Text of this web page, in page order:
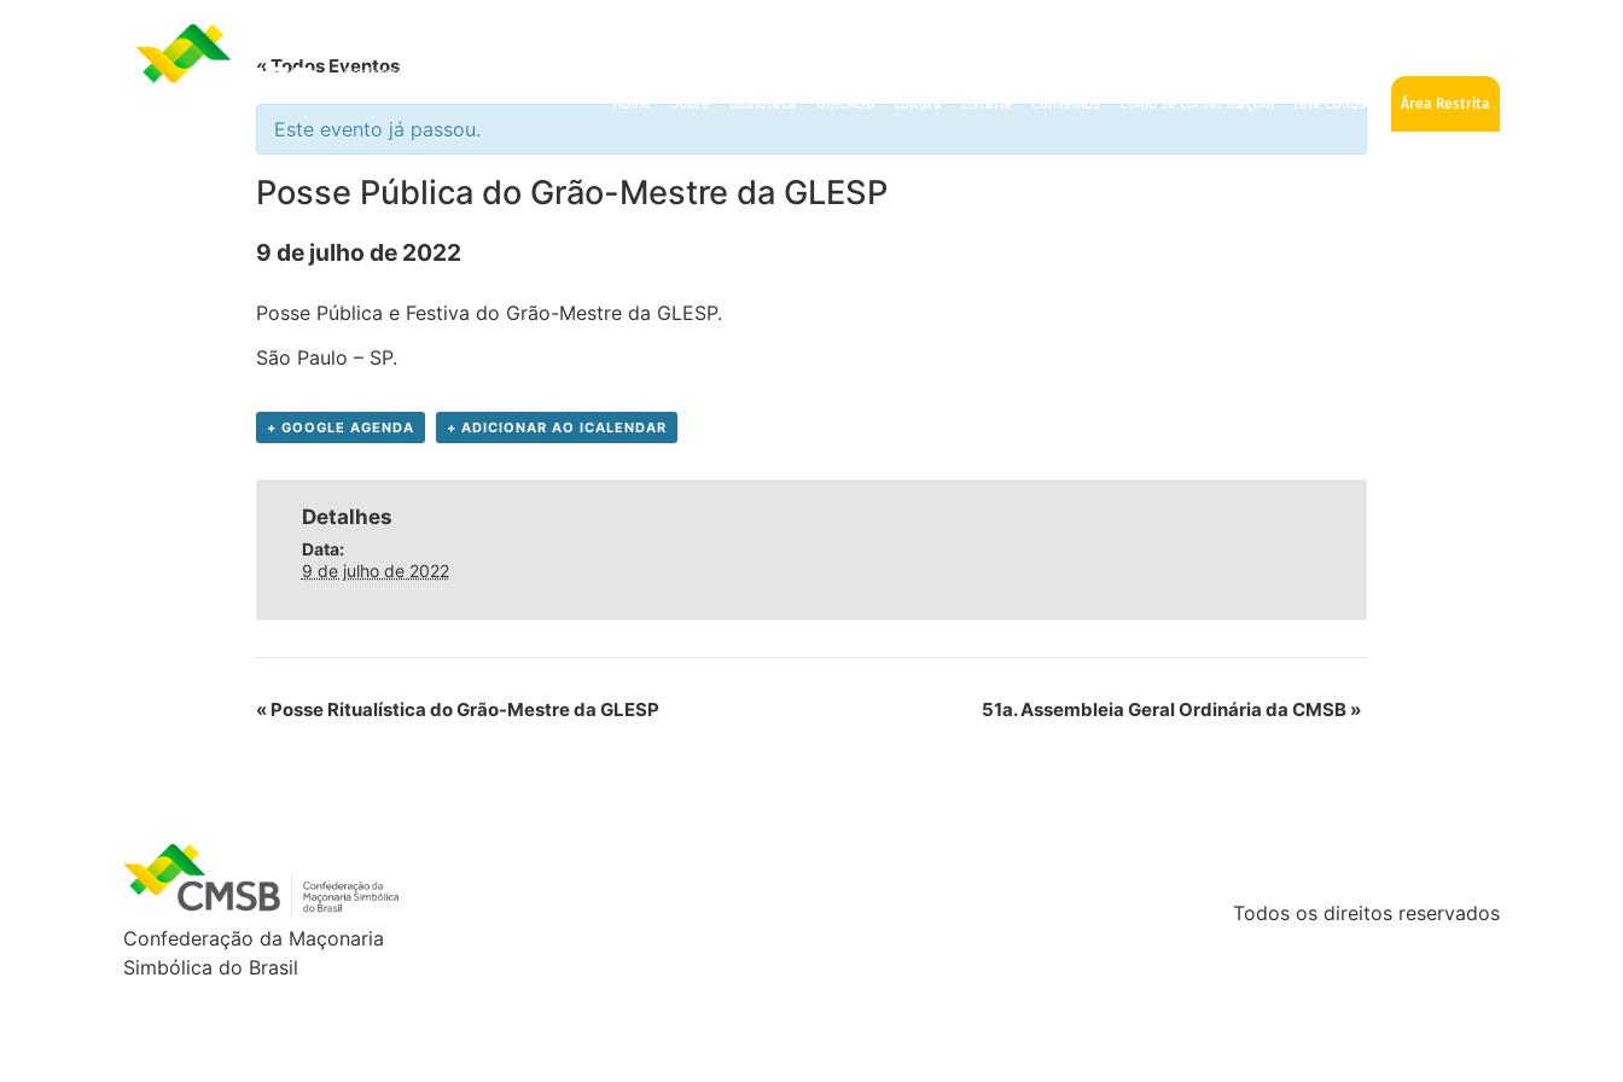
Home Sobre Biblioteca UniCMSB Editora Livraria Convênios Como se tornar Maçom Fale Conosco Área Restrita
« Todos Eventos
Este evento já passou.
Posse Pública do Grão-Mestre da GLESP
9 de julho de 2022
Posse Pública e Festiva do Grão-Mestre da GLESP.
São Paulo – SP.
+ GOOGLE AGENDA + ADICIONAR AO ICALENDAR
Detalhes
Data:
9 de julho de 2022
« Posse Ritualística do Grão-Mestre da GLESP 51a. Assembleia Geral Ordinária da CMSB »
Confederação da Maçonaria
Simbólica do Brasil
Todos os direitos reservados